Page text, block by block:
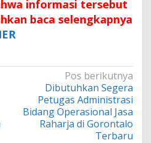
informasi tersebut
baca selengkapnya
Pos berikutnya
Dibutuhkan Segera
Petugas Administrasi
Bidang Operasional Jasa
Raharja di Gorontalo
Terbaru